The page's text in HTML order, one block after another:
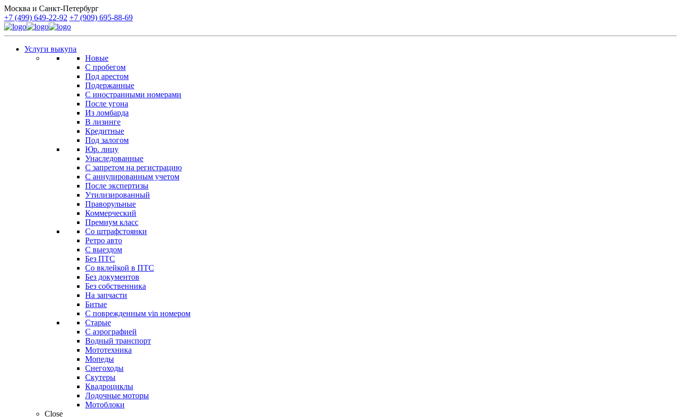
Москва и Санкт-Петербург
+7 (499) 649-22-92 +7 (909) 695-88-69
Услуги выкупа
Новые
С пробегом
Под арестом
Подержанные
С иностранными номерами
После угона
Из ломбарда
В лизинге
Кредитные
Под залогом
Юр. лицу
Унаследованные
С запретом на регистрацию
С аннулированным учетом
После экспертизы
Утилизированный
Праворульные
Коммерческий
Премиум класс
Со штрафстоянки
Ретро авто
С выездом
Без ПТС
Со вклейкой в ПТС
Без документов
Без собственника
На запчасти
Битые
С поврежденным vin номером
Старые
С аэрографией
Водный транспорт
Мототехника
Мопеды
Снегоходы
Скутеры
Квадроциклы
Лодочные моторы
Мотоблоки
Close